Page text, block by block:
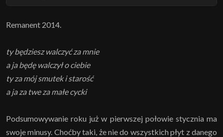
Remanent 2014.
ty będziesz walczyć za mnie
a ja będę walczył o ciebie
ty za mój smutek i starość
a ja za twe za małe cycki
Podsumowywanie roku już w pierwszej połowie stycznia ma
swoje minusy. Choćby taki, że nie do wszystkich płyt z danego